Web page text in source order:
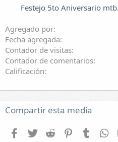
Festejo 5to Aniversario
Agregado por
Fecha agregada
Contador de visitas
Contador de comentarios
Calificación
Compartir esta media
Facebook
Twitter Reddit PinterestTumblr